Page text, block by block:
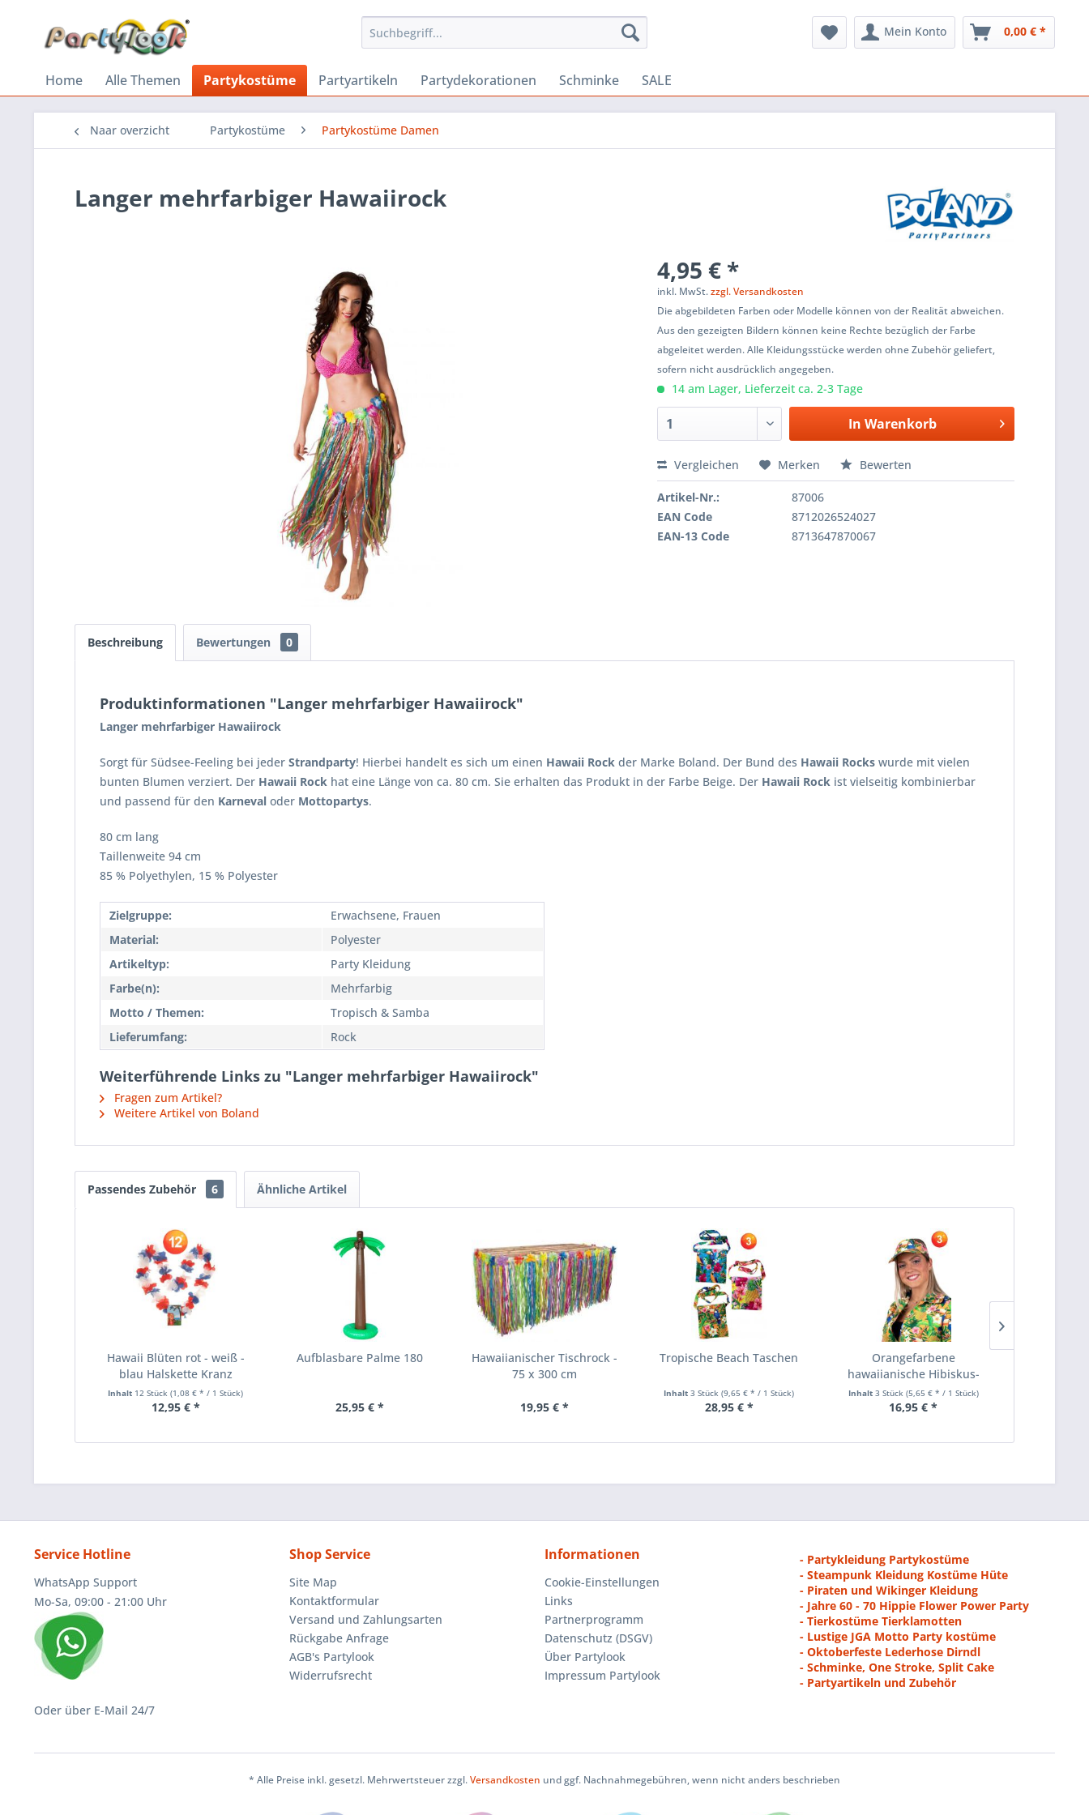
Mein Konto 0,00 € *
Home Alle Themen Partykostüme Partyartikeln Partydekorationen Schminke SALE
Naar overzicht Partykostüme Partykostüme Damen
Langer mehrfarbiger Hawaiirock
4,95 € *
inkl. MwSt.zzgl. Versandkosten
Die abgebildeten Farben oder Modelle können von der Realität abweichen.
Aus den gezeigten Bildern können keine Rechte bezüglich der Farbe
abgeleitet werden. Alle Kleidungsstücke werden ohne Zubehör geliefert,
sofern nicht ausdrücklich angegeben.
14 am Lager, Lieferzeit ca. 2-3 Tage
In Warenkorb
Vergleichen Merken Bewerten
Artikel-Nr.:
87006
EAN Code
8712026524027
EAN-13 Code
8713647870067
Beschreibung Bewertungen 0
Produktinformationen "Langer mehrfarbiger Hawaiirock"
Langer mehrfarbiger Hawaiirock
Sorgt für Südsee-Feeling bei jeder Strandparty! Hierbei handelt es sich um einen Hawaii Rock der Marke Boland. Der Bund des Hawaii Rocks wurde mit vielen
bunten Blumen verziert. Der Hawaii Rock hat eine Länge von ca. 80 cm. Sie erhalten das Produkt in der Farbe Beige. Der Hawaii Rock ist vielseitig kombinierbar
und passend für den Karneval oder Mottopartys.
80 cm lang
Taillenweite 94 cm
85 % Polyethylen, 15 % Polyester
Zielgruppe:
Erwachsene, Frauen
Material:
Polyester
Artikeltyp:
Party Kleidung
Farbe(n):
Mehrfarbig
Motto / Themen:
Tropisch & Samba
Lieferumfang:
Rock
Weiterführende Links zu "Langer mehrfarbiger Hawaiirock"
Fragen zum Artikel?
Weitere Artikel von Boland
Passendes Zubehör 6 Ähnliche Artikel
Hawaii Blüten rot - weiß -
blau Halskette Kranz
Inhalt 12 Stück(1,08 € * / 1 Stück)
12,95 € *
Aufblasbare Palme 180
25,95 € *
Hawaiianischer Tischrock -
75 x 300 cm
19,95 € *
Tropische Beach Taschen
Inhalt3 Stück(9,65 € * / 1 Stück)
28,95 € *
Orangefarbene
hawaiianische Hibiskus-
Sonnenblende
Inhalt 3 Stück (5,65 € * / 1 Stück)
16,95 € *
Service Hotline
WhatsApp Support
Mo-Sa, 09:00 - 21:00 Uhr
Oder über E-Mail 24/7
Shop Service
Site Map
Kontaktformular
Versand und Zahlungsarten
Rückgabe Anfrage
AGB's Partylook
Widerrufsrecht
Informationen
Cookie-Einstellungen
Links
Partnerprogramm
Datenschutz (DSGV)
Über Partylook
Impressum Partylook
- Partykleidung Partykostüme
- Steampunk Kleidung Kostüme Hüte
- Piraten und Wikinger Kleidung
- Jahre 60 - 70 Hippie Flower Power Party
- Tierkostüme Tierklamotten
- Lustige JGA Motto Party kostüme
- Oktoberfeste Lederhose Dirndl
- Schminke, One Stroke, Split Cake
- Partyartikeln und Zubehör
* Alle Preise inkl. gesetzl. Mehrwertsteuer zzgl.Versandkosten und ggf. Nachnahmegebühren, wenn nicht anders beschrieben